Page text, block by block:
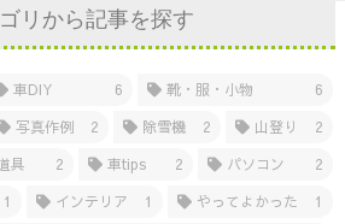
リから記事を探す
車DIY 6 靴・服・小物
6
写真作例 2 除雪機 2 山登り
2
具 2 車tips 2 パソコン
2
1 インテリア 1 やってよかった 1